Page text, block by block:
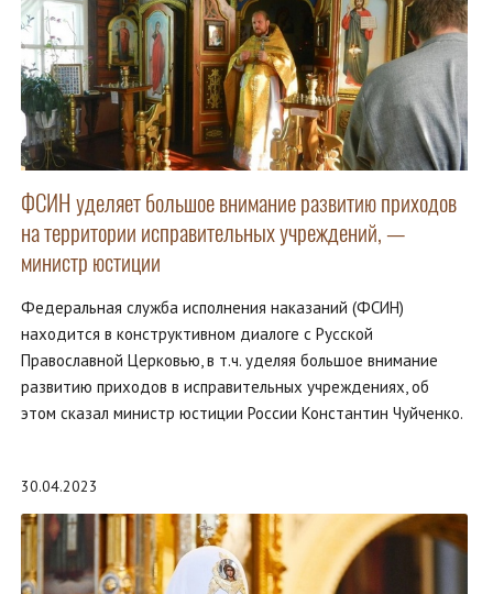
ФСИН уделяет большое внимание развитию приходов
на территории исправительных учреждений, —
министр юстиции
Федеральная служба исполнения наказаний (ФСИН)
находится в конструктивном диалоге с Русской
Православной Церковью, в т.ч. уделяя большое внимание
развитию приходов в исправительных учреждениях, об
этом сказал министр юстиции России Константин Чуйченко.
30.04.2023